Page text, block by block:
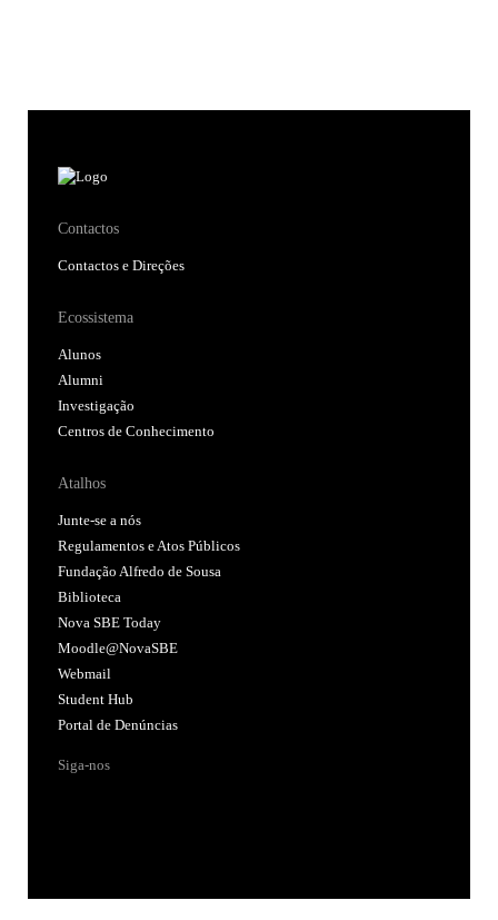
Contactos
Contactos e Direções
Ecossistema
Alunos
Alumni
Investigação
Centros de Conhecimento
Atalhos
Junte-se a nós
Regulamentos e Atos Públicos
Fundação Alfredo de Sousa
Biblioteca
Nova SBE Today
Moodle@NovaSBE
Webmail
Student Hub
Portal de Denúncias
Siga-nos